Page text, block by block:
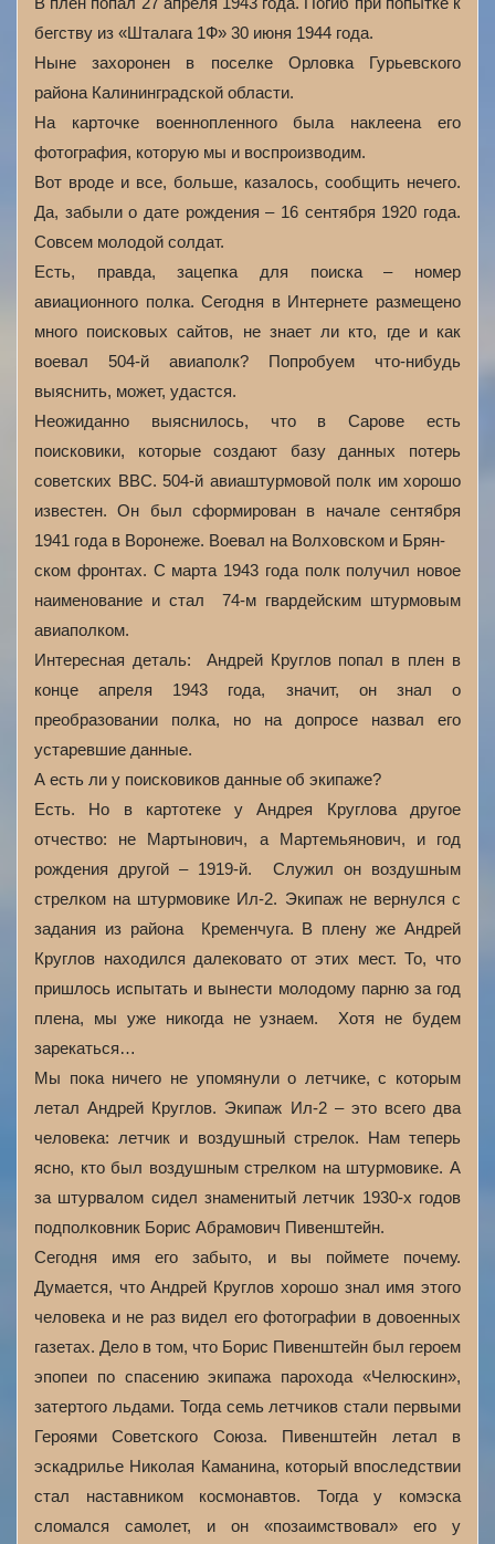
бегству из «Шталага 1Ф» 30 июня 1944 года.
Ныне захоронен в поселке Орловка Гурьевского
района Калининградской области.
На карточке военнопленного была наклеена его
фотография, которую мы и воспроизводим.
Вот вроде и все, больше, казалось, сообщить нечего.
Да, забыли о дате рождения – 16 сентября 1920 года.
Совсем молодой солдат.
Есть, правда, зацепка для поиска – номер
авиационного полка. Сегодня в Интернете размещено
много поисковых сайтов, не знает ли кто, где и как
воевал 504-й авиаполк? Попробуем что-нибудь
выяснить, может, удастся.
Неожиданно выяснилось, что в Сарове есть
поисковики, которые создают базу данных потерь
советских ВВС. 504-й авиаштурмовой полк им хорошо
известен. Он был сформирован в начале сентября
1941 года в Воронеже. Воевал на Волховском и Брян-
ском фронтах. С марта 1943 года полк получил новое
наименование и стал 74-м гвардейским штурмовым
авиаполком.
Интересная деталь: Андрей Круглов попал в плен в
конце апреля 1943 года, значит, он знал о
преобразовании полка, но на допросе назвал его
устаревшие данные.
А есть ли у поисковиков данные об экипаже?
Есть. Но в картотеке у Андрея Круглова другое
отчество: не Мартынович, а Мартемьянович, и год
рождения другой – 1919-й. Служил он воздушным
стрелком на штурмовике Ил-2. Экипаж не вернулся с
задания из района Кременчуга. В плену же Андрей
Круглов находился далековато от этих мест. То, что
пришлось испытать и вынести молодому парню за год
плена, мы уже никогда не узнаем. Хотя не будем
зарекаться…
Мы пока ничего не упомянули о летчике, с которым
летал Андрей Круглов. Экипаж Ил-2 – это всего два
человека: летчик и воздушный стрелок. Нам теперь
ясно, кто был воздушным стрелком на штурмовике. А
за штурвалом сидел знаменитый летчик 1930-х годов
подполковник Борис Абрамович Пивенштейн.
Сегодня имя его забыто, и вы поймете почему.
Думается, что Андрей Круглов хорошо знал имя этого
человека и не раз видел его фотографии в довоенных
газетах. Дело в том, что Борис Пивенштейн был героем
эпопеи по спасению экипажа парохода «Челюскин»,
затертого льдами. Тогда семь летчиков стали первыми
Героями Советского Союза. Пивенштейн летал в
эскадрилье Николая Каманина, который впоследствии
стал наставником космонавтов. Тогда у комэска
сломался самолет, и он «позаимствовал» его у